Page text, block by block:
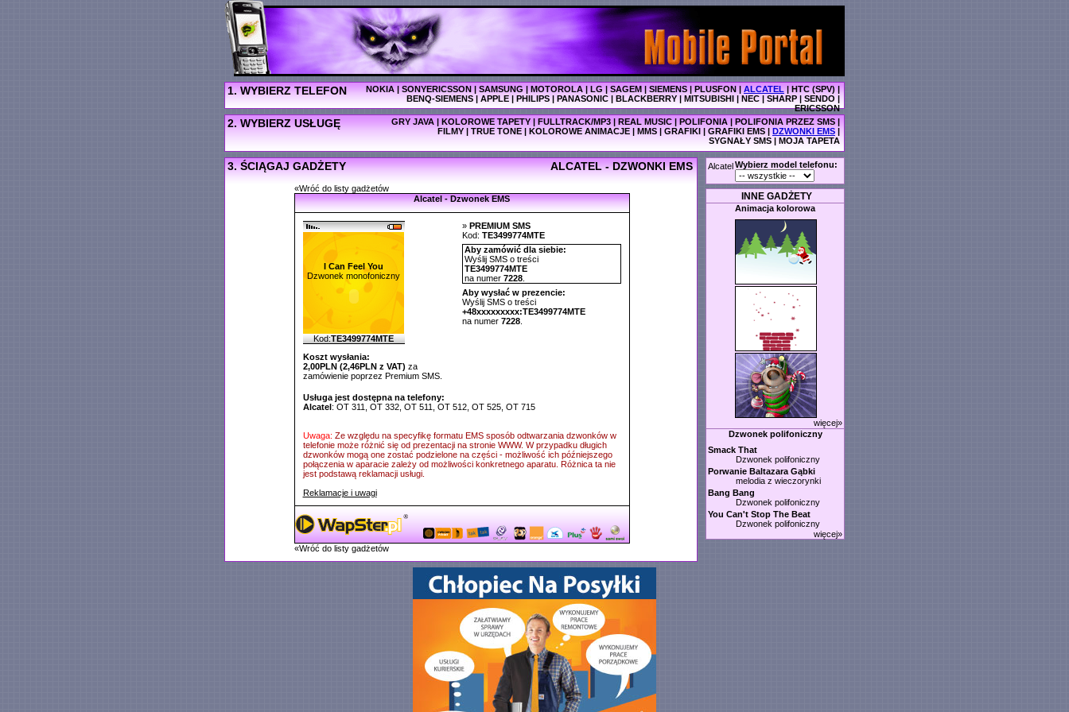
1. WYBIERZ TELEFON NOKIA|SONYERICSSON|SAMSUNG|MOTOROLA|LG|SAGEM|SIEMENS|PLUSFON|ALCATEL|HTC (SPV)|
BENQ-SIEMENS|APPLE|PHILIPS|PANASONIC|BLACKBERRY|MITSUBISHI|NEC|SHARP|SENDO|
ERICSSON
2. WYBIERZ USŁUGĘ GRY JAVA | KOLOROWE TAPETY | FULLTRACK/MP3 | REAL MUSIC | POLIFONIA | POLIFONIA PRZEZ SMS |
FILMY | TRUE TONE | KOLOROWE ANIMACJE | MMS | GRAFIKI | GRAFIKI EMS | DZWONKI EMS |
SYGNAŁY SMS | MOJA TAPETA
3. ŚCIĄGAJ GADŻETY ALCATEL - DZWONKI EMS
«Wróć do listy gadżetów
Alcatel - Dzwonek EMS
I Can Feel You
Dzwonek monofoniczny
Kod:TE3499774MTE
Koszt wysłania:
2,00PLN (2,46PLN z VAT) za
zamówienie poprzez Premium SMS.
» PREMIUM SMS
Kod: TE3499774MTE
Aby zamówić dla siebie:
Wyślij SMS o treści
TE3499774MTE
na numer 7228.
Aby wysłać w prezencie:
Wyślij SMS o treści
+48xxxxxxxxx:TE3499774MTE
na numer 7228.
Usługa jest dostępna na telefony:
Alcatel: OT 311, OT 332, OT 511, OT 512, OT 525, OT 715
Uwaga: Ze względu na specyfikę formatu EMS sposób odtwarzania dzwonków w
telefonie może różnić się od prezentacji na stronie WWW. W przypadku długich
dzwonków mogą one zostać podzielone na części - możliwość ich późniejszego
połączenia w aparacie zależy od możliwości konkretnego aparatu. Różnica ta nie
jest podstawą reklamacji usługi.
Reklamacje i uwagi
«Wróć do listy gadżetów
Wybierz model telefonu:
Alcatel
INNE GADŻETY
Animacja kolorowa
więcej»
Dzwonek polifoniczny
Smack That
Dzwonek polifoniczny
Porwanie Baltazara Gąbki
melodia z wieczorynki
Bang Bang
Dzwonek polifoniczny
You Can't Stop The Beat
Dzwonek polifoniczny
więcej»